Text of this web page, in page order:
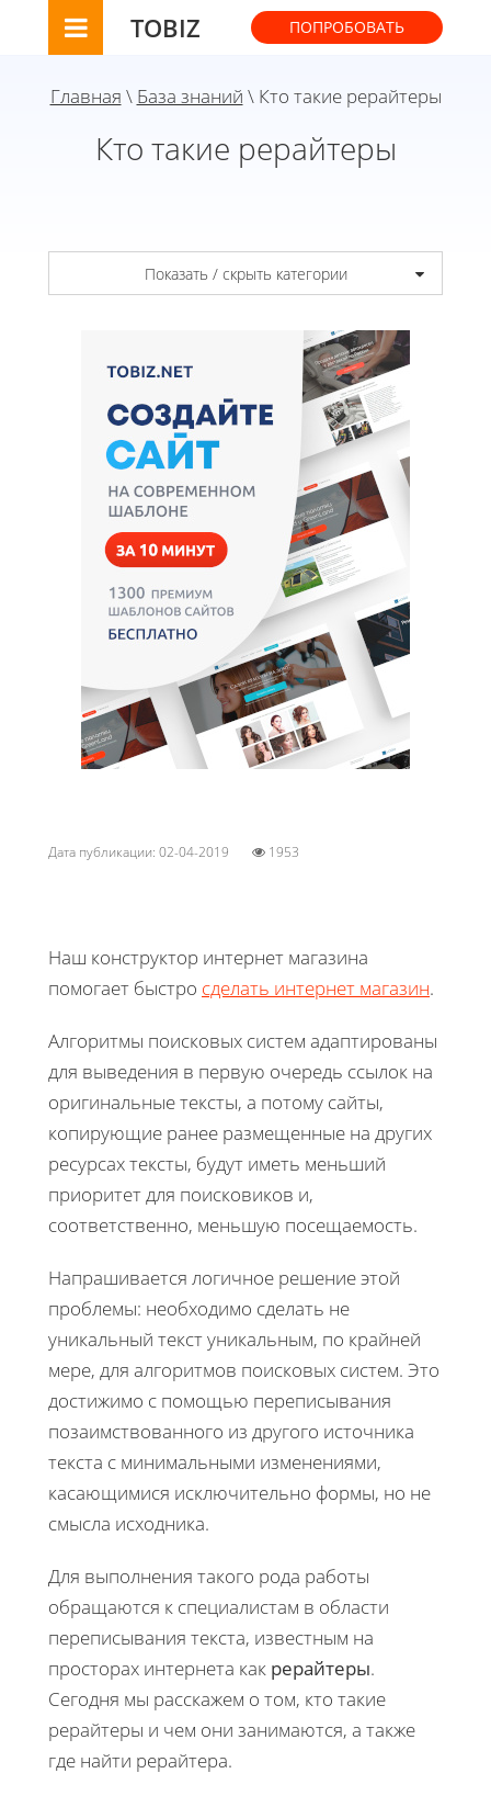
TOBIZ ПОПРОБОВАТЬ
Главная \ База знаний \ Кто такие рерайтеры
Кто такие рерайтеры
Показать / скрыть категории
Дата публикации: 02-04-2019 1953
Наш конструктор интернет магазина
помогает быстро сделать интернет магазин.
Алгоритмы поисковых систем адаптированы
для выведения в первую очередь ссылок на
оригинальные тексты, а потому сайты,
копирующие ранее размещенные на других
ресурсах тексты, будут иметь меньший
приоритет для поисковиков и,
соответственно, меньшую посещаемость.
Напрашивается логичное решение этой
проблемы: необходимо сделать не
уникальный текст уникальным, по крайней
мере, для алгоритмов поисковых систем. Это
достижимо с помощью переписывания
позаимствованного из другого источника
текста с минимальными изменениями,
касающимися исключительно формы, но не
смысла исходника.
Для выполнения такого рода работы
обращаются к специалистам в области
переписывания текста, известным на
просторах интернета как рерайтеры.
Сегодня мы расскажем о том, кто такие
рерайтеры и чем они занимаются, а также
где найти рерайтера.